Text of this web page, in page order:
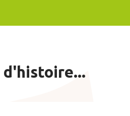
d'histoire...